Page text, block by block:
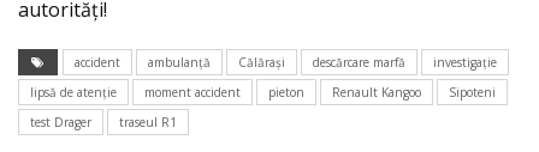
autorități!
accident ambulanță Călărași descărcare marfă
investigație
lipsă de atenție
moment accident pieton Renault Kangoo
Sipoteni
test Drager
traseul R1